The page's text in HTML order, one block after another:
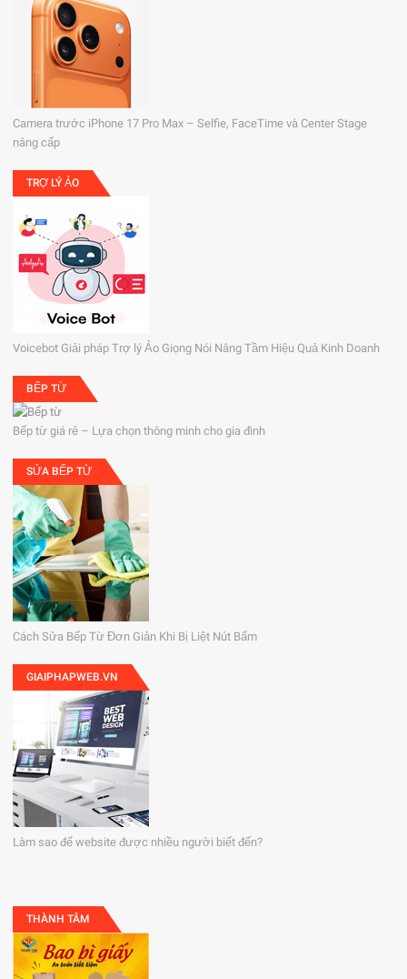
Camera trước iPhone 17 Pro Max – Selfie, FaceTime và Center Stage
nâng cấp
TRỢ LÝ ẢO
Voicebot Giải pháp Trợ lý Ảo Giọng Nói Nâng Tầm Hiệu Quả Kinh Doanh
BẾP TỪ
Bếp từ giá rẻ – Lựa chọn thông minh cho gia đình
SỬA BẾP TỪ
Cách Sửa Bếp Từ Đơn Giản Khi Bị Liệt Nút Bấm
GIAIPHAPWEB.VN
Làm sao để website được nhiều người biết đến?
THÀNH TÂM